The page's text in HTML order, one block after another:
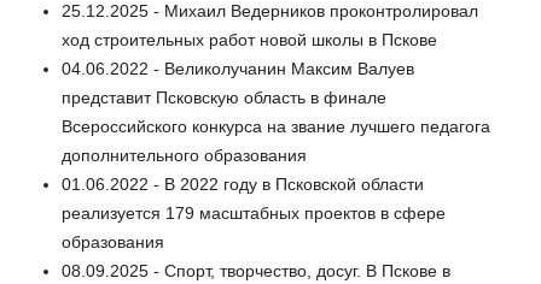
25.12.2025 - Михаил Ведерников проконтролировал
ход строительных работ новой школы в Пскове
04.06.2022 - Великолучанин Максим Валуев
представит Псковскую область в финале
Всероссийского конкурса на звание лучшего педагога
дополнительного образования
01.06.2022 - В 2022 году в Псковской области
реализуется 179 масштабных проектов в сфере
образования
08.09.2025 - Спорт, творчество, досуг. В Пскове в